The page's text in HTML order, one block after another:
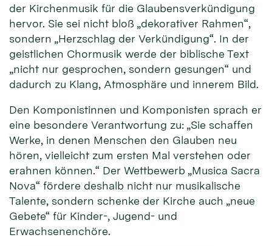
der Kirchenmusik für die Glaubensverkündigung
hervor. Sie sei nicht bloß „dekorativer Rahmen“,
sondern „Herzschlag der Verkündigung“. In der
geistlichen Chormusik werde der biblische Text
„nicht nur gesprochen, sondern gesungen“ und
dadurch zu Klang, Atmosphäre und innerem Bild.
Den Komponistinnen und Komponisten sprach er
eine besondere Verantwortung zu: „Sie schaffen
Werke, in denen Menschen den Glauben neu
hören, vielleicht zum ersten Mal verstehen oder
erahnen können.“ Der Wettbewerb „Musica Sacra
Nova“ fördere deshalb nicht nur musikalische
Talente, sondern schenke der Kirche auch „neue
Gebete“ für Kinder-, Jugend- und
Erwachsenenchöre.